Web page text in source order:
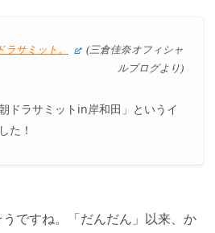
ラサミット。
(三倉佳奈オフィシャ
ルブログより)
ドラサミットin岸和田」というイ
た！
ですね。「だんだん」以来、か